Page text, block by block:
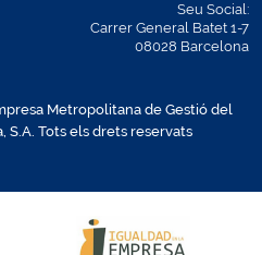
Seu Social:
Carrer General Batet 1-7
08028 Barcelona
Metropolitana de Gestió del
S.A. Tots els drets reservats